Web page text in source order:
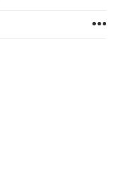
quisiera saber
tenemos tiempo